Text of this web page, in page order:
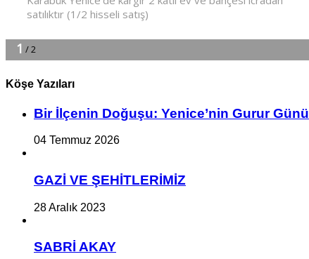
Köşe Yazıları
Bir İlçe­nin Do­ğu­şu: Ye­ni­ce’nin Gurur Günü
04 Temmuz 2026
GAZİ VE ŞEHİTLERİMİZ
28 Aralık 2023
SABRİ AKAY